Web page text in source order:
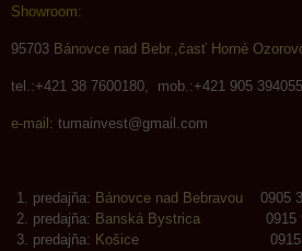
Showroom:
95703 Bánovce nad Bebr.,časť Horné
tel.:+421 38 7600180, mob.:+421 905 394055
e-mail: tumainvest@gmail.com
predajňa: Bánovce nad Bebravou 0905
predajňa: Banská Bystrica 0915
predajňa: Košice 0915